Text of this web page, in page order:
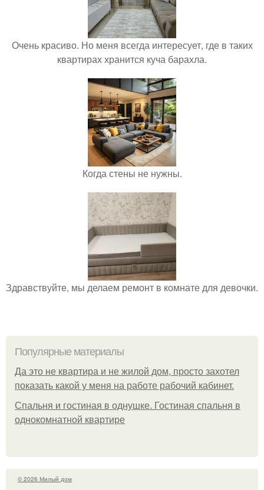
Очень красиво. Но меня всегда интересует, где в таких
квартирах хранится куча барахла.
Когда стены не нужны.
Здравствуйте, мы делаем ремонт в комнате для девочки.
Популярные материалы
Да это не квартира и не жилой дом, просто захотел
показать какой у меня на работе рабочий кабинет.
Спальня и гостиная в однушке. Гостиная спальня в
однокомнатной квартире
© 2026 Милый дом